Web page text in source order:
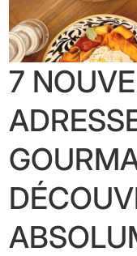
7